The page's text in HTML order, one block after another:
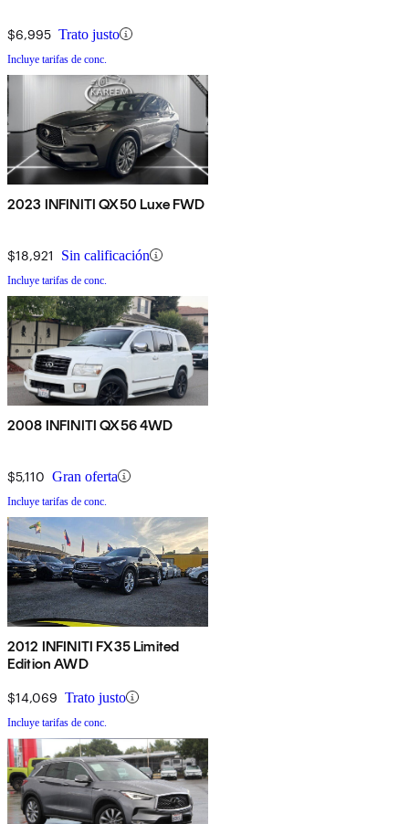
$6,995 Trato justo
Incluye tarifas de conc.
2023 INFINITI QX50 Luxe FWD
$18,921 Sin calificación
Incluye tarifas de conc.
2008 INFINITI QX56 4WD
$5,110 Gran oferta
Incluye tarifas de conc.
2012 INFINITI FX35 Limited
Edition AWD
$14,069 Trato justo
Incluye tarifas de conc.